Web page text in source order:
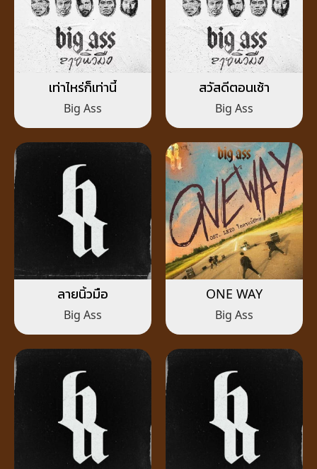
เท่าไหร่ก็เท่านี้
Big Ass
สวัสดีตอนเช้า
Big Ass
ลายนิ้วมือ
Big Ass
ONE WAY
Big Ass